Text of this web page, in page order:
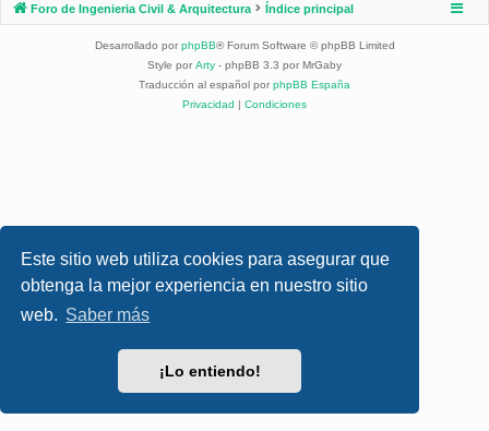
Este sitio web utiliza cookies para asegurar que
obtenga la mejor experiencia en nuestro sitio
web. Saber más
¡Lo entiendo!
Foro de Ingenieria Civil & Arquitectura Índice principal
Desarrollado por phpBB® Forum Software © phpBB Limited
Style por Arty - phpBB 3.3 por MrGaby
Traducción al español por phpBB España
Privacidad | Condiciones